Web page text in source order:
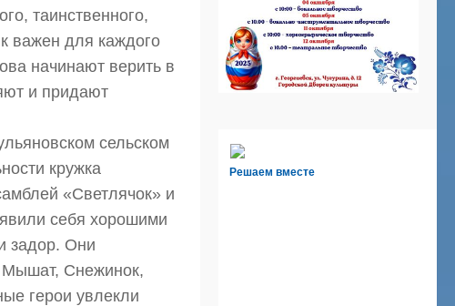
таинственного,
важен для каждого
начинают верить в
и придают
сельском
кружка
«Светлячок» и
себя хорошими
задор. Они
Мышат, Снежинок,
герои увлекли
Решаем вместе